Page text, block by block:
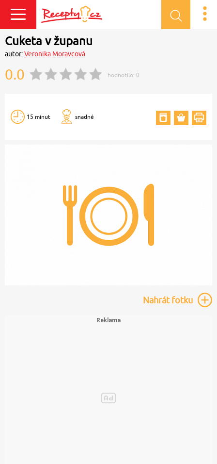
Přihlásit se
Cuketa v županu
autor:Veronika Moravcová
0.0 hodnotilo: 0
15 minut snadné
Nahrátfotku